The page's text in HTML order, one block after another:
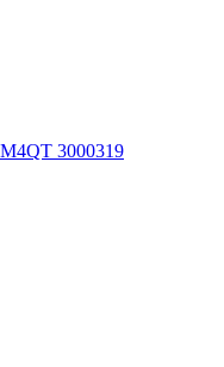
3000319